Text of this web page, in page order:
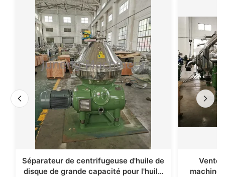
Séparateur de centrifugeuse d'huile de
disque de grande capacité pour l'huile
Vente
machine